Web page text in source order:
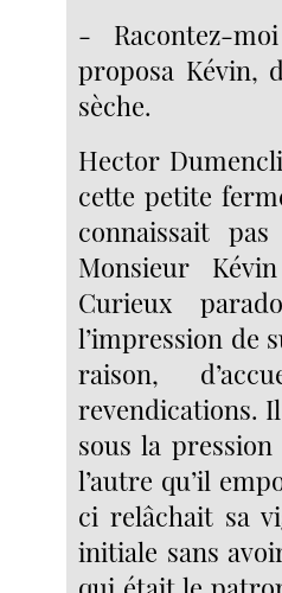
- Racontez-
proposa Kévin,
sèche.
Hector
cette petite
connaissait
Monsieur
Curieux
l’impression de
raison,
revendications.
sous la
l’autre qu’il
ci relâchait sa
initiale sans